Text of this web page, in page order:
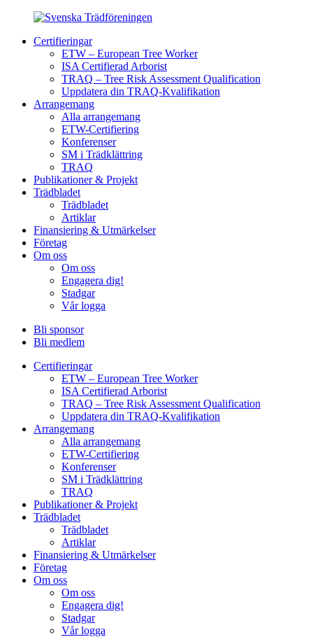
Certifieringar
ETW – European Tree Worker
ISA Certifierad Arborist
TRAQ – Tree Risk Assessment Qualification
Uppdatera din TRAQ-Kvalifikation
Arrangemang
Alla arrangemang
ETW-Certifiering
Konferenser
SM i Trädklättring
TRAQ
Publikationer & Projekt
Trädbladet
Trädbladet
Artiklar
Finansiering & Utmärkelser
Företag
Om oss
Om oss
Engagera dig!
Stadgar
Vår logga
Bli sponsor
Bli medlem
Certifieringar
ETW – European Tree Worker
ISA Certifierad Arborist
TRAQ – Tree Risk Assessment Qualification
Uppdatera din TRAQ-Kvalifikation
Arrangemang
Alla arrangemang
ETW-Certifiering
Konferenser
SM i Trädklättring
TRAQ
Publikationer & Projekt
Trädbladet
Trädbladet
Artiklar
Finansiering & Utmärkelser
Företag
Om oss
Om oss
Engagera dig!
Stadgar
Vår logga